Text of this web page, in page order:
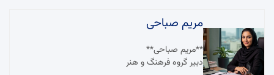
مریم صباحی
**مریم صباحی**
دبیر گروه فرهنگ و هنر